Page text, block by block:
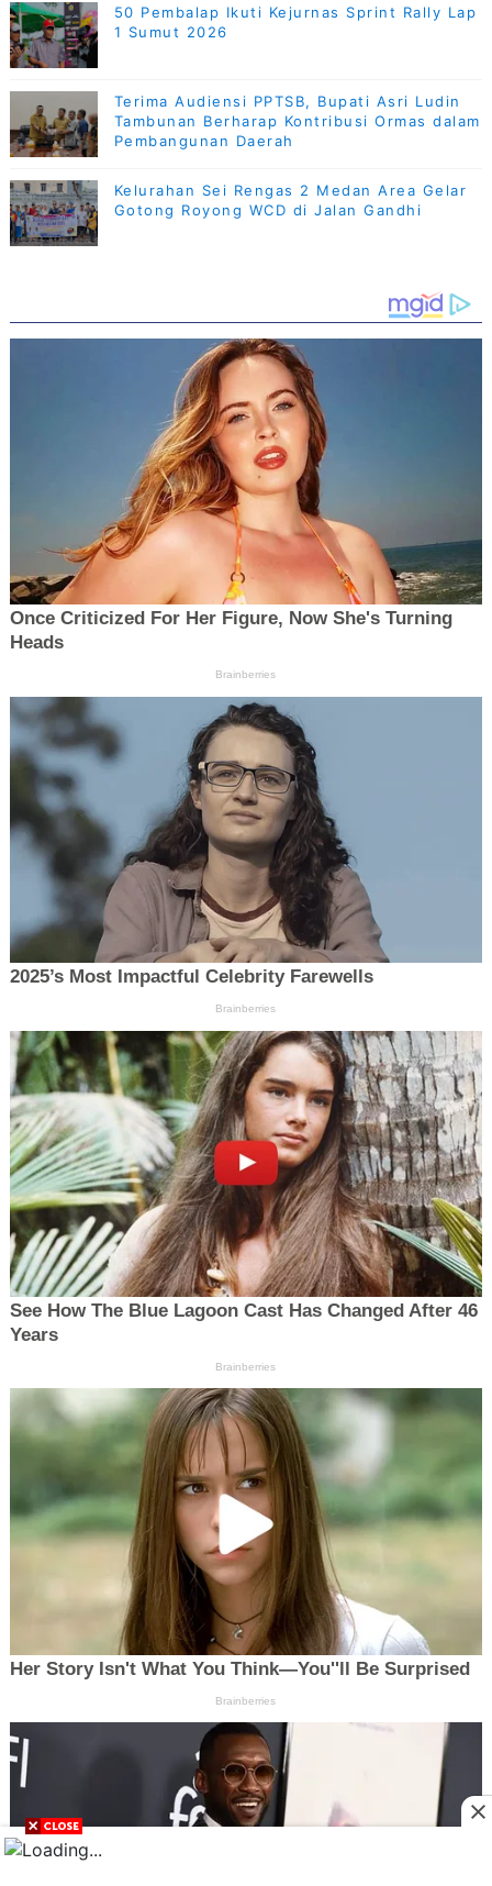
50 Pembalap Ikuti Kejurnas Sprint Rally Lap
1 Sumut 2026
Terima Audiensi PPTSB, Bupati Asri Ludin
Tambunan Berharap Kontribusi Ormas dalam
Pembangunan Daerah
Kelurahan Sei Rengas 2 Medan Area Gelar
Gotong Royong WCD di Jalan Gandhi